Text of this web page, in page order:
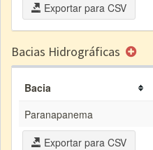
Exportar para CSV
Bacias Hidrográficas
Bacia
Paranapanema
Exportar para CSV